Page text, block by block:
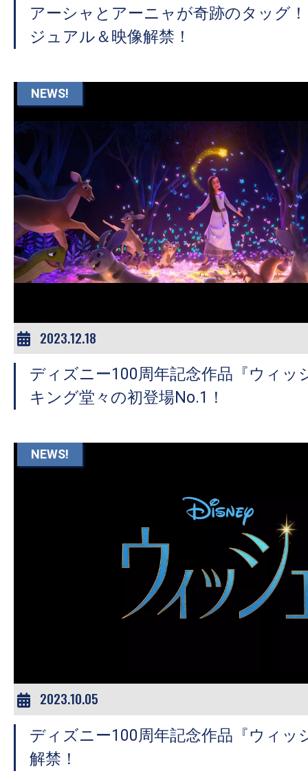
アーシャとアーニャが奇跡のタッグ
ジュアル＆映像解禁！
NEWS!
2023.12.18
ディズニー100周年記念作品『ウィッ
キング堂々の初登場No.1！
NEWS!
2023.10.05
ディズニー100周年記念作品『ウィッ
解禁！